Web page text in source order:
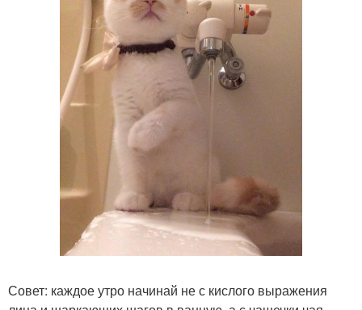
Совет: каждое утро начинай не с кислого выражения